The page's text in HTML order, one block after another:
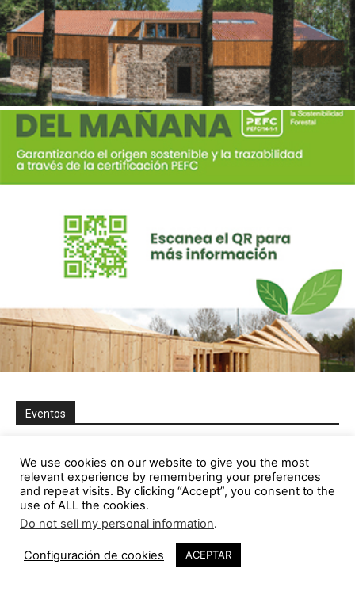
Eventos
We use cookies on our website to give you the most
relevant experience by remembering your preferences
and repeat visits. By clicking “Accept”, you consent to the
use of ALL the cookies.
Do not sell my personal information.
Configuración de cookies ACEPTAR